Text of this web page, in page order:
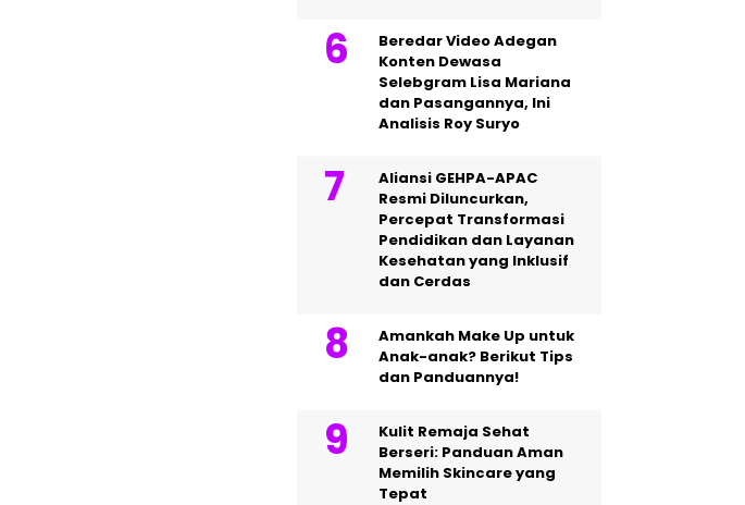
Beredar Video Adegan
Konten Dewasa
Selebgram Lisa Mariana
dan Pasangannya, Ini
Analisis Roy Suryo
Aliansi GEHPA-APAC
Resmi Diluncurkan,
Percepat Transformasi
Pendidikan dan Layanan
Kesehatan yang Inklusif
dan Cerdas
Amankah Make Up untuk
Anak-anak? Berikut Tips
dan Panduannya!
Kulit Remaja Sehat
Berseri: Panduan Aman
Memilih Skincare yang
Tepat